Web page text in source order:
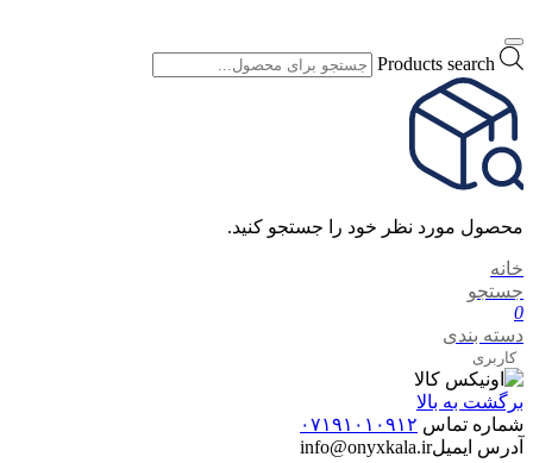
Products search
محصول مورد نظر خود را جستجو کنید.
خانه
جستجو
0
دسته بندی
کاربری
برگشت به بالا
شماره تماس ۰۷۱۹۱۰۱۰۹۱۲
آدرس ایمیلinfo@onyxkala.ir